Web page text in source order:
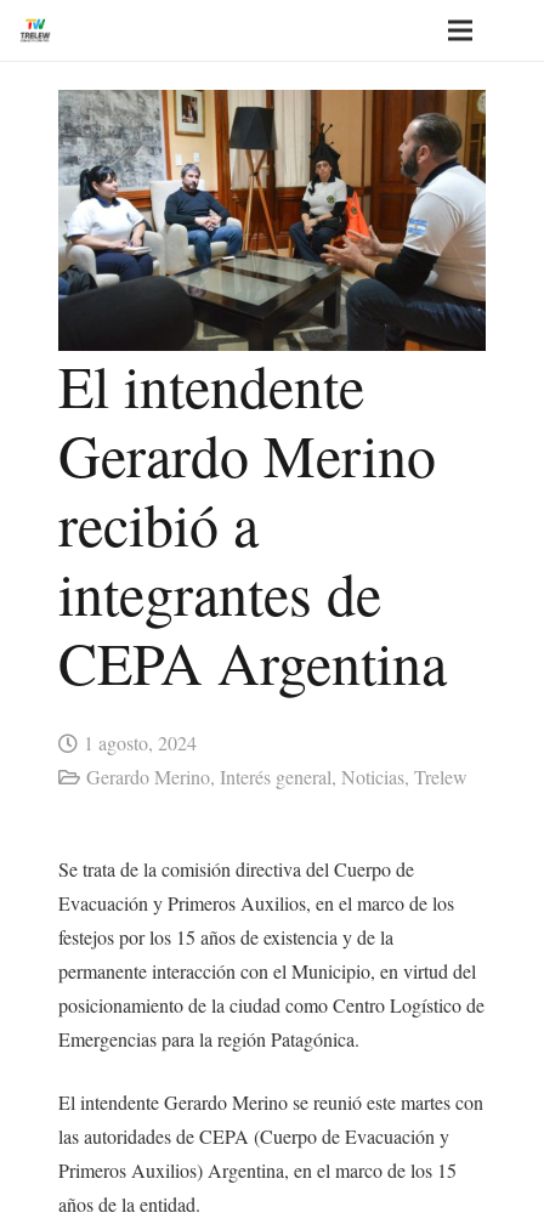
El intendente
Gerardo Merino
recibió a
integrantes de
CEPA Argentina
1 agosto, 2024
Gerardo Merino, Interés general, Noticias, Trelew
Se trata de la comisión directiva del Cuerpo de
Evacuación y Primeros Auxilios, en el marco de los
festejos por los 15 años de existencia y de la
permanente interacción con el Municipio, en virtud del
posicionamiento de la ciudad como Centro Logístico de
Emergencias para la región Patagónica.
El intendente Gerardo Merino se reunió este martes con
las autoridades de CEPA (Cuerpo de Evacuación y
Primeros Auxilios) Argentina, en el marco de los 15
años de la entidad.